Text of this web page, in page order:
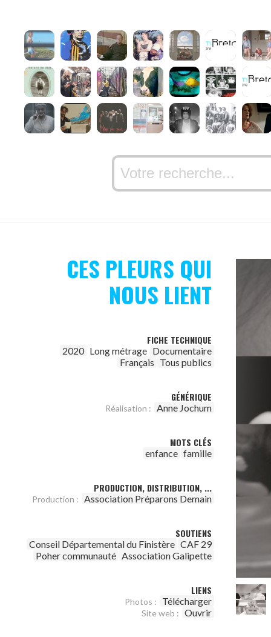
CES PLEURS QUI
NOUS LIENT
FICHE TECHNIQUE
2020 Long métrage Documentaire
Français Tous publics
GÉNÉRIQUE
Réalisation : Anne Jochum
MOTS CLÉS
enfance famille
PRODUCTION, DISTRIBUTION, ...
Production : Association Préparons Demain
SOUTIENS
Conseil Départemental du Finistère CAF 29
Poher communauté Association Galipette
LIENS
Photos : Télécharger
Site web : Ouvrir